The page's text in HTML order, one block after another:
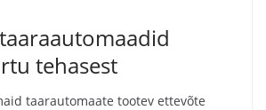
tehasest
taarautomaate tootev ettevõte